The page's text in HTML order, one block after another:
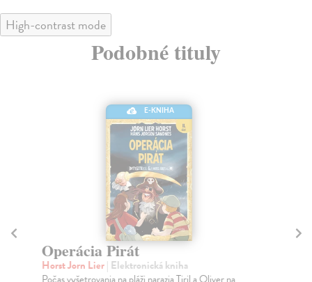
High-contrast mode
Podobné tituly
E-KNIHA
Operácia Pirát
Horst Jorn Lier| Elektronická kniha